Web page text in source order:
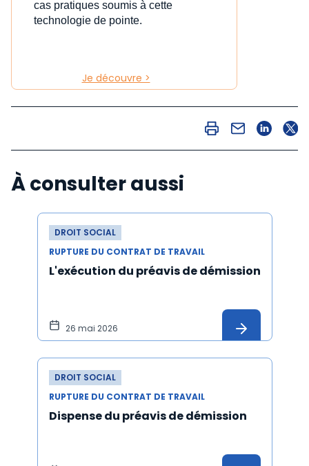
cas pratiques soumis à cette
technologie de pointe.
Je découvre >
À consulter aussi
DROIT SOCIAL
RUPTURE DU CONTRAT DE TRAVAIL
L'exécution du préavis de démission
26 mai 2026
DROIT SOCIAL
RUPTURE DU CONTRAT DE TRAVAIL
Dispense du préavis de démission